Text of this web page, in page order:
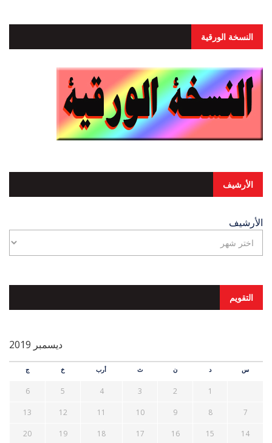
النسخة الورقية
الأرشيف
الأرشيف
التقويم
ديسمبر 2019
س د ن ث أرب خ ج
1
2
3
4
5
6
7
8
9
10
11
12
13
14
15
16
17
18
19
20